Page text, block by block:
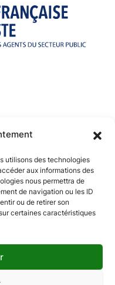
utilisons des technologies
aux informations des
nous permettra de
de navigation ou les ID
ou de retirer son
certaines caractéristiques
droits réservés
sont © iStock sauf